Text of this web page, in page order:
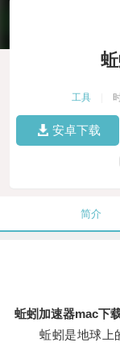
工具
安卓下载
简介
蚯蚓加速器mac下
蚯蚓是地球上的